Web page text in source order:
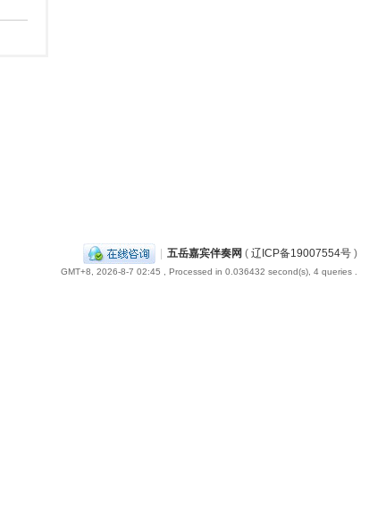
| 五岳嘉宾伴奏网 ( 辽ICP备19007554号)
GMT+8, 2026-8-7 02:45 , Processed in 0.036432 second(s), 4 queries .